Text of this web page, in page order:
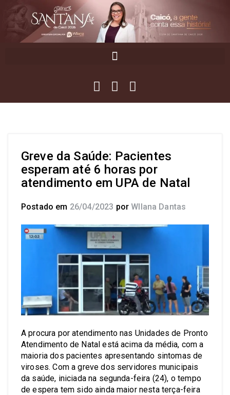
Greve da Saúde: Pacientes
esperam até 6 horas por
atendimento em UPA de Natal
Postado em 26/04/2023 por Wllana Dantas
A procura por atendimento nas Unidades de Pronto
Atendimento de Natal está acima da média, com a
maioria dos pacientes apresentando sintomas de
viroses. Com a greve dos servidores municipais
da saúde, iniciada na segunda-feira (24), o tempo
de espera tem sido ainda maior nesta terça-feira